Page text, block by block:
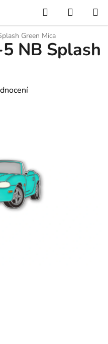
Hledat
KOŠÍK
Green Mica
NB Splash